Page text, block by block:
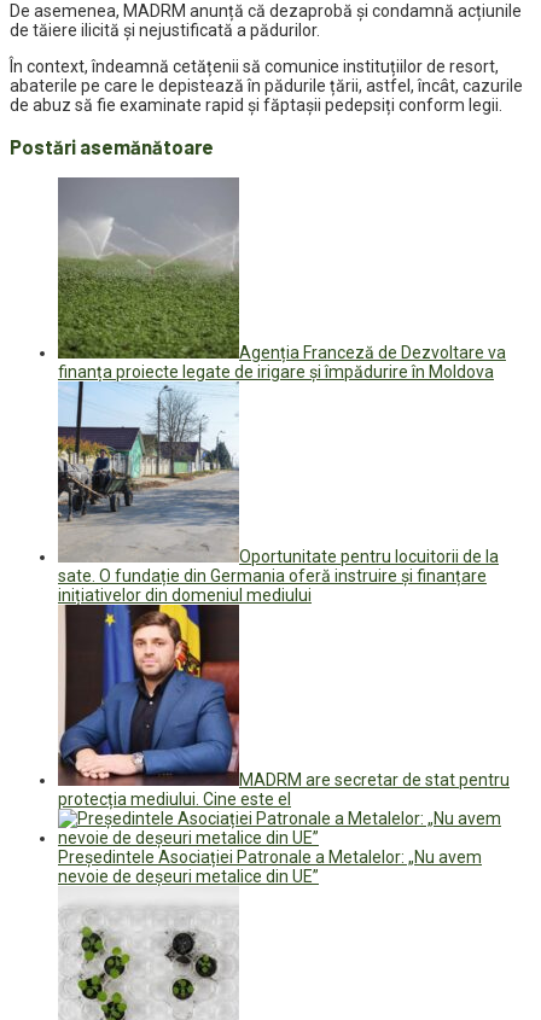
De asemenea, MADRM anunță că dezaprobă și condamnă acțiunile
de tăiere ilicită și nejustificată a pădurilor.
În context, îndeamnă cetățenii să comunice instituțiilor de resort,
abaterile pe care le depistează în pădurile țării, astfel, încât, cazurile
de abuz să fie examinate rapid și făptașii pedepsiți conform legii.
Postări asemănătoare
Agenția Franceză de Dezvoltare va
finanța proiecte legate de irigare și împădurire în Moldova
Oportunitate pentru locuitorii de la
sate. O fundație din Germania oferă instruire și finanțare
inițiativelor din domeniul mediului
MADRM are secretar de stat pentru
protecția mediului. Cine este el
Președintele Asociației Patronale a Metalelor: „Nu avem
nevoie de deșeuri metalice din UE”